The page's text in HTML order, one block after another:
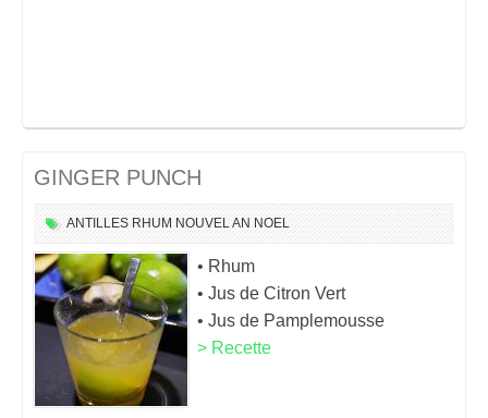
GINGER PUNCH
ANTILLES RHUM NOUVEL AN NOEL
• Rhum
• Jus de Citron Vert
• Jus de Pamplemousse
> Recette